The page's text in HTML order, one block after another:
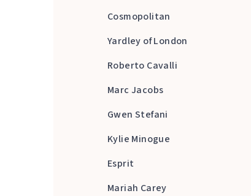
Cosmopolitan
Yardley of London
Roberto Cavalli
Marc Jacobs
Gwen Stefani
Kylie Minogue
Esprit
Mariah Carey